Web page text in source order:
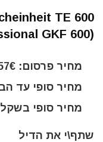
TE 600
GKF 600)
מחיר פרסום: 64,57€
מחיר סופי עד הבית:
מחיר סופי בשקלים:
שתף\י את הדיל